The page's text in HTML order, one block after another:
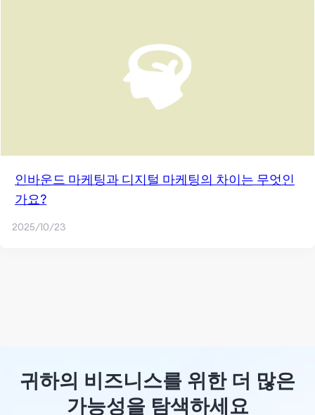
인바운드 마케팅과 디지털 마케팅의 차이는 무엇인
가요?
2025/10/23
귀하의 비즈니스를 위한 더 많은
가능성을 탐색하세요